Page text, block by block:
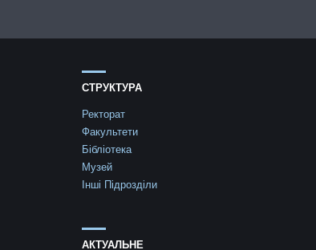
СТРУКТУРА
Ректорат
Факультети
Бібліотека
Музей
Інші Підрозділи
АКТУАЛЬНЕ